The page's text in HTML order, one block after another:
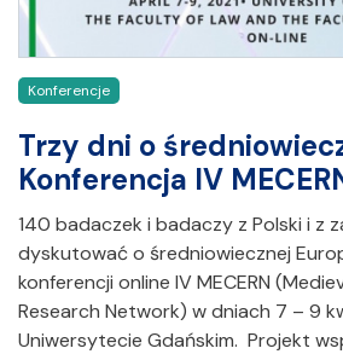
Konferencje
Trzy dni o
Konferencja IV
140 badaczek i badaczy z Polski i z
dyskutować o średniowiecznej
konferencji online IV MECERN
Research Network) w dniach 7 – 9
Uniwersytecie Gdańskim. Projekt